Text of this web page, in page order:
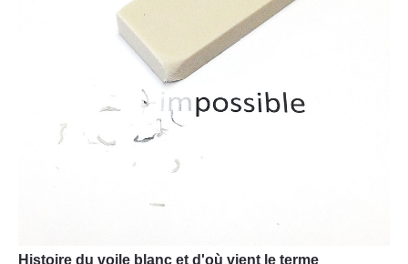
Histoire du voile blanc et d'où vient le terme